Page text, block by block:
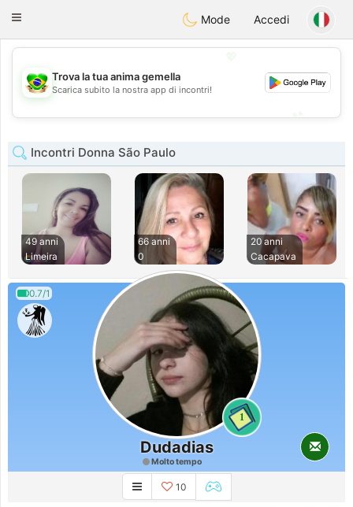
Conversar
Toggle
Mode Accedi
💖
💕
Trova la tua anima gemella
Scarica subito la nostra app di incontri!
Incontri Donna São Paulo
49 anni
Limeira
66 anni
0
20 anni
Cacapava
0.7/1
1
Dudadias
Molto tempo
10